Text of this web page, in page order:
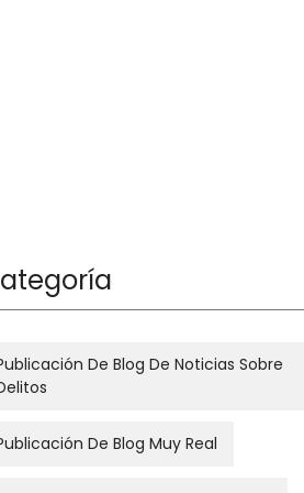
De Blog De Noticias Sobre
De Blog Muy Real